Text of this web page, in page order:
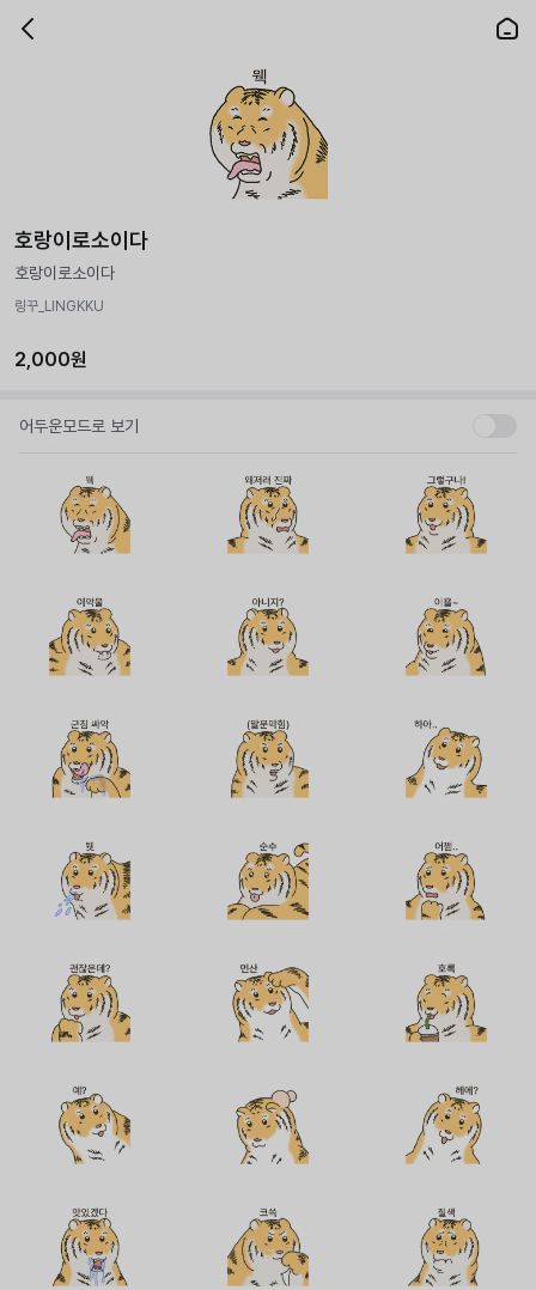
호랑이로소이다
호랑이로소이다
링꾸_LINGKKU
2,000원
어두운모드로 보기